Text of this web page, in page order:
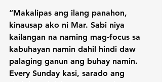
“Makalipas ang ilang panahon,
kinausap ako ni Mar. Sabi niya
kailangan na naming mag-focus sa
kabuhayan namin dahil hindi daw
palaging ganun ang buhay namin.
Every Sunday kasi, sarado ang